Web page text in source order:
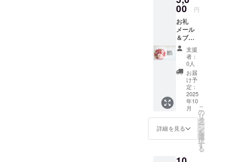
可能で
す。 ・
現金へ
の交換
はでき
ませ
ん。お
つりは
でませ
ん。 ・
初回来
店時に
お渡し
いたし
ます。
スタッ
ディン
00 円
お礼
メール
＆ブロ
グで紹
介 リ
ターン
はメー
ルだけ
でいい
から支
援した
い、と
いう方
はこち
らから
お願い
す。 こ
支援
者：
0人
お届
け予
定：
2025
年10
月
詳細を見る
こ
の
リ
タ
ー
ン
を
選
択
す
る